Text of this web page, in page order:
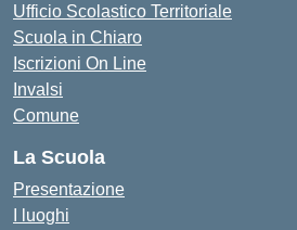
Ufficio Scolastico Territoriale
Scuola in Chiaro
Iscrizioni On Line
Invalsi
Comune
La Scuola
Presentazione
I luoghi